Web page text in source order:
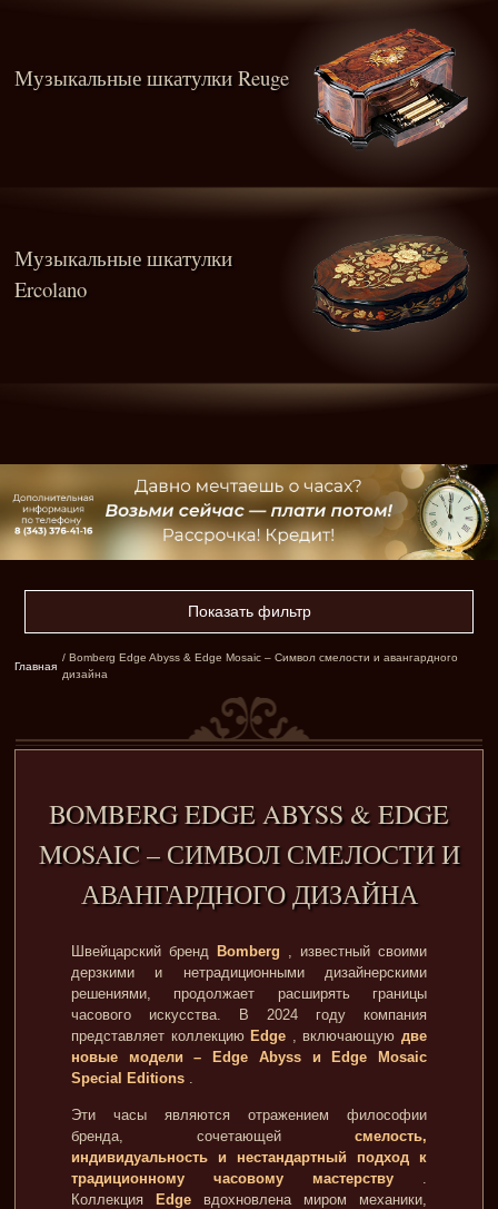
Музыкальные шкатулки Reuge
Музыкальные шкатулки
Ercolano
Показать фильтр
Главная
/ Bomberg Edge Abyss & Edge Mosaic – Символ смелости и авангардного
дизайна
BOMBERG EDGE ABYSS & EDGE
MOSAIC – СИМВОЛ СМЕЛОСТИ И
АВАНГАРДНОГО ДИЗАЙНА
Швейцарский бренд Bomberg , известный своими
дерзкими и нетрадиционными дизайнерскими
решениями, продолжает расширять границы
часового искусства. В 2024 году компания
представляет коллекцию Edge , включающуюдве
новые модели – Edge Abyss и Edge Mosaic
Special Editions .
Эти часы являются отражением философии
бренда, сочетающей смелость,
индивидуальность и нестандартный подход к
традиционному часовому мастерству
Коллекция Edge вдохновлена миром механики,